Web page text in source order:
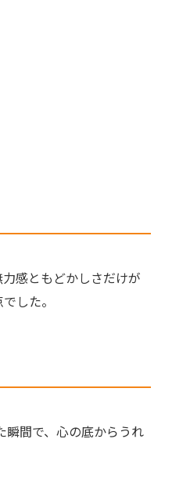
感ともどかしさだけが
した。
間で、心の底からうれ